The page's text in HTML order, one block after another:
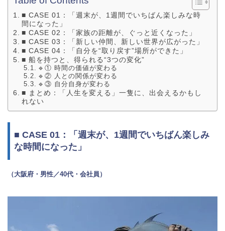
■ CASE 01：「週末が、1週間でいちばん楽しみな時
間になった」
■ CASE 02：「家族の距離が、ぐっと近くなった」
■ CASE 03：「新しい仲間、新しい世界が広がった」
■ CASE 04：「自分を“取り戻す”場所ができた」
■ 船を持つと、得られる“3つの変化”
🔹① 時間の価値が変わる
🔹② 人との関係が変わる
🔹③ 自分自身が変わる
■ まとめ：「人生を変える」一隻に、出会えるかもし
れない
■ CASE 01：「週末が、1週間でいちばん楽しみ
な時間になった」
（大阪府・男性／40代・会社員）